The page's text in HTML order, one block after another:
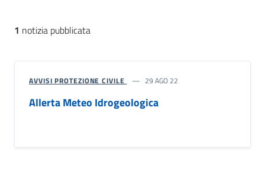
1 notizia pubblicata
AVVISI PROTEZIONE CIVILE 29 AGO 22
Allerta Meteo Idrogeologica